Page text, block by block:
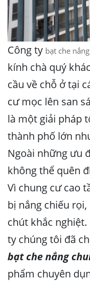
Công ty bạt che
kính chà quý
cầu về chỗ ở tại
cư mọc lên san
là một giải pháp
thành phố lớn
Ngoài những ưu
không thể quên
Vì chung cư cao
bị nắng chiếu
chút khắc
ty chúng tôi đã
bạt che nắng
phẩm chuyên